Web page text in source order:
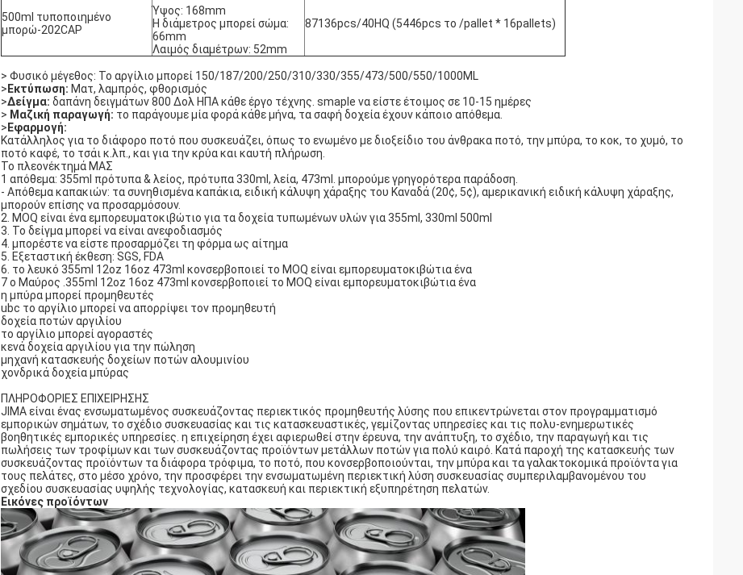
500ml τυποποιημένο
μπορώ-202CAP
Ύψος: 168mm
Η διάμετρος μπορεί σώμα:
66mm
Λαιμός διαμέτρων: 52mm
87136pcs/40HQ (5446pcs το /pallet * 16pallets)
> Φυσικό μέγεθος: Το αργίλιο μπορεί 150/187/200/250/310/330/355/473/500/550/1000ML
> Εκτύπωση: Ματ, λαμπρός, φθορισμός
>Δείγμα: δαπάνη δειγμάτων 800 Δολ ΗΠΑ κάθε έργο τέχνης. smaple να είστε έτοιμος σε 10-15 ημέρες
> Μαζική παραγωγή: το παράγουμε μία φορά κάθε μήνα, τα σαφή δοχεία έχουν κάποιο απόθεμα.
> Εφαρμογή:
Κατάλληλος για το διάφορο ποτό που συσκευάζει, όπως το ενωμένο με διοξείδιο του άνθρακα ποτό, την μπύρα, το κοκ, το χυμό, το
ποτό καφέ, το τσάι κ.λπ., και για την κρύα και καυτή πλήρωση.
Το πλεονέκτημά ΜΑΣ
1 απόθεμα: 355ml πρότυπα & λείος, πρότυπα 330ml, λεία, 473ml. μπορούμε γρηγορότερα παράδοση.
- Απόθεμα καπακιών: τα συνηθισμένα καπάκια, ειδική κάλυψη χάραξης του Καναδά (20¢, 5¢), αμερικανική ειδική κάλυψη χάραξης,
μπορούν επίσης να προσαρμόσουν.
2. MOQ είναι ένα εμπορευματοκιβώτιο για τα δοχεία τυπωμένων υλών για 355ml, 330ml 500ml
3. Το δείγμα μπορεί να είναι ανεφοδιασμός
4. μπορέστε να είστε προσαρμόζει τη φόρμα ως αίτημα
5. Εξεταστική έκθεση: SGS, FDA
6. το λευκό 355ml 12oz 16oz 473ml κονσερβοποιεί το MOQ είναι εμπορευματοκιβώτια ένα
7 ο Μαύρος .355ml 12oz 16oz 473ml κονσερβοποιεί το MOQ είναι εμπορευματοκιβώτια ένα
η μπύρα μπορεί προμηθευτές
ubc το αργίλιο μπορεί να απορρίψει τον προμηθευτή
δοχεία ποτών αργιλίου
το αργίλιο μπορεί αγοραστές
κενά δοχεία αργιλίου για την πώληση
μηχανή κατασκευής δοχείων ποτών αλουμινίου
χονδρικά δοχεία μπύρας
ΠΛΗΡΟΦΟΡΙΕΣ ΕΠΙΧΕΙΡΗΣΗΣ
JIMA είναι ένας ενσωματωμένος συσκευάζοντας περιεκτικός προμηθευτής λύσης που επικεντρώνεται στον προγραμματισμό
εμπορικών σημάτων, το σχέδιο συσκευασίας και τις κατασκευαστικές, γεμίζοντας υπηρεσίες και τις πολυ-ενημερωτικές
βοηθητικές εμπορικές υπηρεσίες. η επιχείρηση έχει αφιερωθεί στην έρευνα, την ανάπτυξη, το σχέδιο, την παραγωγή και τις
πωλήσεις των τροφίμων και των συσκευάζοντας προϊόντων μετάλλων ποτών για πολύ καιρό. Κατά παροχή της κατασκευής των
συσκευάζοντας προϊόντων τα διάφορα τρόφιμα, το ποτό, που κονσερβοποιούνται, την μπύρα και τα γαλακτοκομικά προϊόντα για
τους πελάτες, στο μέσο χρόνο, την προσφέρει την ενσωματωμένη περιεκτική λύση συσκευασίας συμπεριλαμβανομένου του
σχεδίου συσκευασίας υψηλής τεχνολογίας, κατασκευή και περιεκτική εξυπηρέτηση πελατών.
Εικόνες προϊόντων